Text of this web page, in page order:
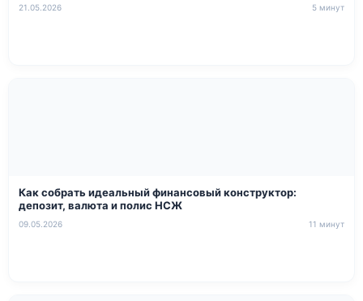
21.05.2026 5 минут
Как собрать идеальный финансовый конструктор:
депозит, валюта и полис НСЖ
09.05.2026 11 минут